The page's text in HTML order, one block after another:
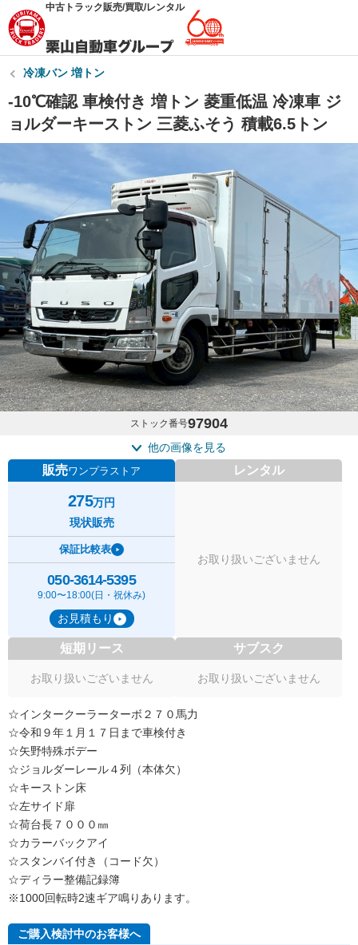
中古トラック販売/買取/レンタル
冷凍バン 増トン
-10℃確認 車検付き 増トン 菱重低温 冷凍車 ジ
ョルダーキーストン 三菱ふそう 積載6.5トン
ストック番号97904
他の画像を見る
販売ワンプラストア
275万円
現状販売
保証比較表
050-3614-5395
9:00〜18:00(日・祝休み)
お見積もり
レンタル
お取り扱いございません
短期リース
お取り扱いございません
サブスク
お取り扱いございません
☆インタークーラーターボ２７０馬力
☆令和９年１月１７日まで車検付き
☆矢野特殊ボデー
☆ジョルダーレール４列（本体欠）
☆キーストン床
☆左サイド扉
☆荷台長７０００㎜
☆カラーバックアイ
☆スタンバイ付き（コード欠）
☆ディラー整備記録簿
※1000回転時2速ギア鳴りあります。
ご購入検討中のお客様へ